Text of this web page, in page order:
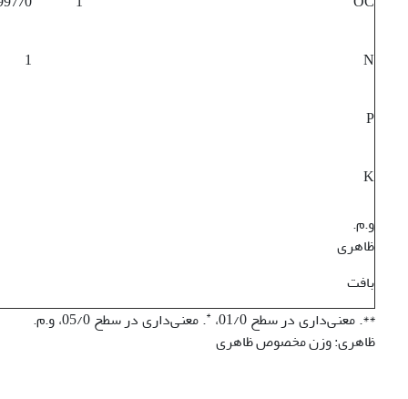
N
1
P
K
و.م.
ظاهری
بافت
**. معنی‌داری در سطح 01/0،
*
. معنی‌داری در سطح 05/0، و.م.
ظاهری: وزن مخصوص ظاهری